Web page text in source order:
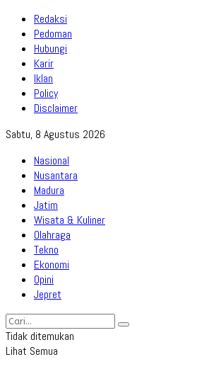
Redaksi
Pedoman
Hubungi
Karir
Iklan
Policy
Disclaimer
Sabtu, 8 Agustus 2026
Nasional
Nusantara
Madura
Jatim
Wisata & Kuliner
Olahraga
Tekno
Ekonomi
Opini
Jepret
Tidak ditemukan
Lihat Semua